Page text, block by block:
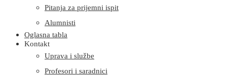
Pitanja za prijemni ispit
Alumnisti
Oglasna tabla
Kontakt
Uprava i službe
Profesori i saradnici